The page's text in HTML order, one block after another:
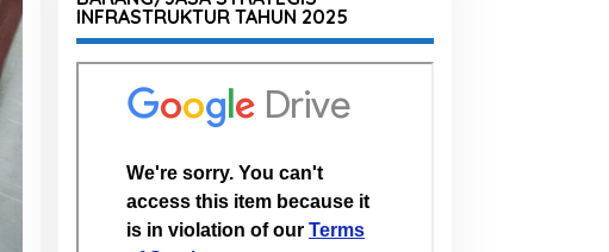
INFRASTRUKTUR TAHUN 2025